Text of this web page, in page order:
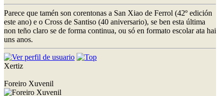
Parece que tamén son corentonas a San Xiao de Ferrol (42º edición
este ano) e o Cross de Santiso (40 aniversario), se ben esta última
non teño claro se de forma continua, ou só en formato escolar ata hai
uns anos.
Xertiz
Foreiro Xuvenil